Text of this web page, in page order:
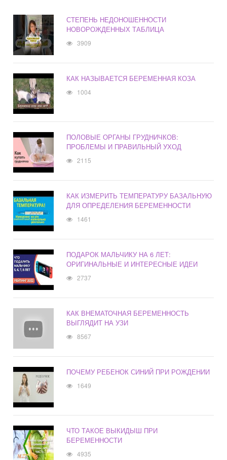
СТЕПЕНЬ НЕДОНОШЕННОСТИ
НОВОРОЖДЕННЫХ ТАБЛИЦА
3909
КАК НАЗЫВАЕТСЯ БЕРЕМЕННАЯ КОЗА
1004
ПОЛОВЫЕ ОРГАНЫ ГРУДНИЧКОВ:
ПРОБЛЕМЫ И ПРАВИЛЬНЫЙ УХОД
2115
КАК ИЗМЕРИТЬ ТЕМПЕРАТУРУ БАЗАЛЬНУЮ
ДЛЯ ОПРЕДЕЛЕНИЯ БЕРЕМЕННОСТИ
1461
ПОДАРОК МАЛЬЧИКУ НА 6 ЛЕТ:
ОРИГИНАЛЬНЫЕ И ИНТЕРЕСНЫЕ ИДЕИ
2737
КАК ВНЕМАТОЧНАЯ БЕРЕМЕННОСТЬ
ВЫГЛЯДИТ НА УЗИ
8567
ПОЧЕМУ РЕБЕНОК СИНИЙ ПРИ РОЖДЕНИИ
1649
ЧТО ТАКОЕ ВЫКИДЫШ ПРИ
БЕРЕМЕННОСТИ
4935